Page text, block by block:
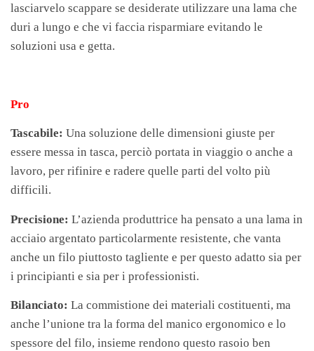
lasciarvelo scappare se desiderate utilizzare una lama che
duri a lungo e che vi faccia risparmiare evitando le
soluzioni usa e getta.
Pro
Tascabile: Una soluzione delle dimensioni giuste per
essere messa in tasca, perciò portata in viaggio o anche a
lavoro, per rifinire e radere quelle parti del volto più
difficili.
Precisione: L’azienda produttrice ha pensato a una lama in
acciaio argentato particolarmente resistente, che vanta
anche un filo piuttosto tagliente e per questo adatto sia per
i principianti e sia per i professionisti.
Bilanciato: La commistione dei materiali costituenti, ma
anche l’unione tra la forma del manico ergonomico e lo
spessore del filo, insieme rendono questo rasoio ben